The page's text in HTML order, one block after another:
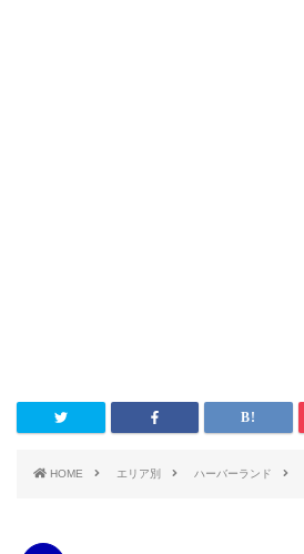
HOME エリア別 ハーバーランド